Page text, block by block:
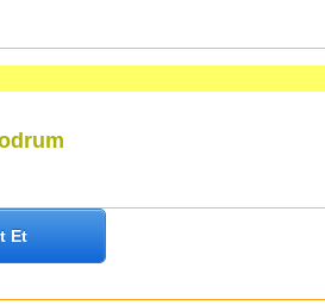
Et